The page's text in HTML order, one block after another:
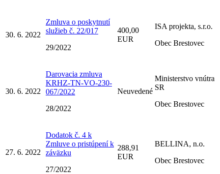
30. 6. 2022
Zmluva o poskytnutí
služieb č. 22/017
29/2022
400,00
EUR
ISA projekta, s.r.o.
Obec Brestovec
30. 6. 2022
Darovacia zmluva
KRHZ-TN-VO-230-
067/2022
28/2022
Neuvedené
Ministerstvo vnútra
SR
Obec Brestovec
27. 6. 2022
Dodatok č. 4 k
Zmluve o pristúpení k
záväzku
27/2022
288,91
EUR
BELLINA, n.o.
Obec Brestovec